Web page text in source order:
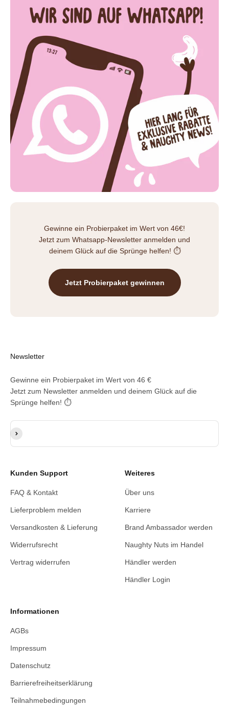
Gewinne ein Probierpaket im Wert von 46€!
Jetzt zum Whatsapp-Newsletter anmelden und
deinem Glück auf die Sprünge helfen! ⏱️
Jetzt Probierpaket gewinnen
Newsletter
Gewinne ein Probierpaket im Wert von 46 €
Jetzt zum Newsletter anmelden und deinem Glück auf die
Sprünge helfen! ⏱️
E-Mail-Adresse
Abonnieren
Kunden Support
FAQ & Kontakt
Lieferproblem melden
Versandkosten & Lieferung
Widerrufsrecht
Vertrag widerrufen
Weiteres
Über uns
Karriere
Brand Ambassador werden
Naughty Nuts im Handel
Händler werden
Händler Login
Informationen
AGBs
Impressum
Datenschutz
Barrierefreiheitserklärung
Teilnahmebedingungen